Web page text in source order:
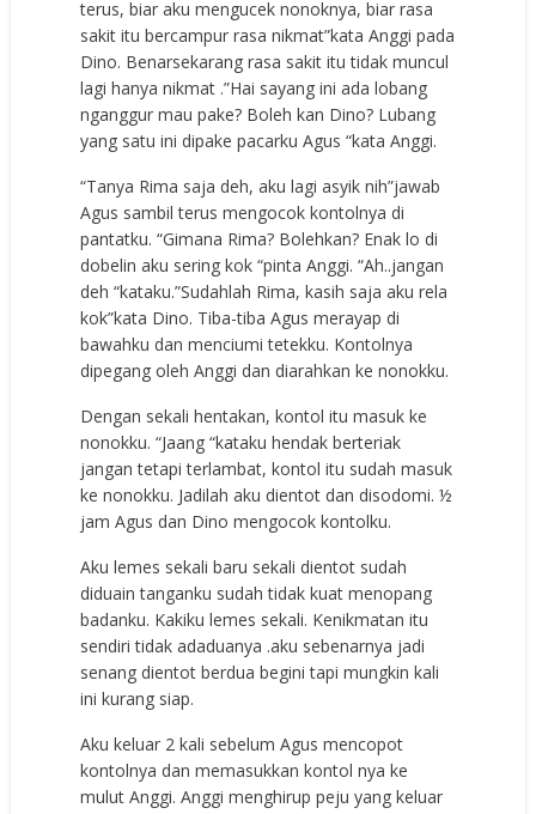
terus, biar aku mengucek nonoknya, biar rasa
sakit itu bercampur rasa nikmat”kata Anggi pada
Dino. Benarsekarang rasa sakit itu tidak muncul
lagi hanya nikmat .”Hai sayang ini ada lobang
nganggur mau pake? Boleh kan Dino? Lubang
yang satu ini dipake pacarku Agus “kata Anggi.
“Tanya Rima saja deh, aku lagi asyik nih”jawab
Agus sambil terus mengocok kontolnya di
pantatku. “Gimana Rima? Bolehkan? Enak lo di
dobelin aku sering kok “pinta Anggi. “Ah..jangan
deh “kataku.”Sudahlah Rima, kasih saja aku rela
kok”kata Dino. Tiba-tiba Agus merayap di
bawahku dan menciumi tetekku. Kontolnya
dipegang oleh Anggi dan diarahkan ke nonokku.
Dengan sekali hentakan, kontol itu masuk ke
nonokku. “Jaang “kataku hendak berteriak
jangan tetapi terlambat, kontol itu sudah masuk
ke nonokku. Jadilah aku dientot dan disodomi. ½
jam Agus dan Dino mengocok kontolku.
Aku lemes sekali baru sekali dientot sudah
diduain tanganku sudah tidak kuat menopang
badanku. Kakiku lemes sekali. Kenikmatan itu
sendiri tidak adaduanya .aku sebenarnya jadi
senang dientot berdua begini tapi mungkin kali
ini kurang siap.
Aku keluar 2 kali sebelum Agus mencopot
kontolnya dan memasukkan kontol nya ke
mulut Anggi. Anggi menghirup peju yang keluar